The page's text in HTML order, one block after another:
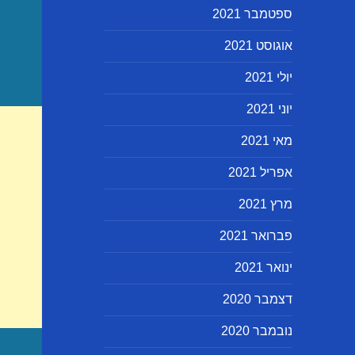
ספטמבר 2021
אוגוסט 2021
יולי 2021
יוני 2021
מאי 2021
אפריל 2021
מרץ 2021
פברואר 2021
ינואר 2021
דצמבר 2020
נובמבר 2020